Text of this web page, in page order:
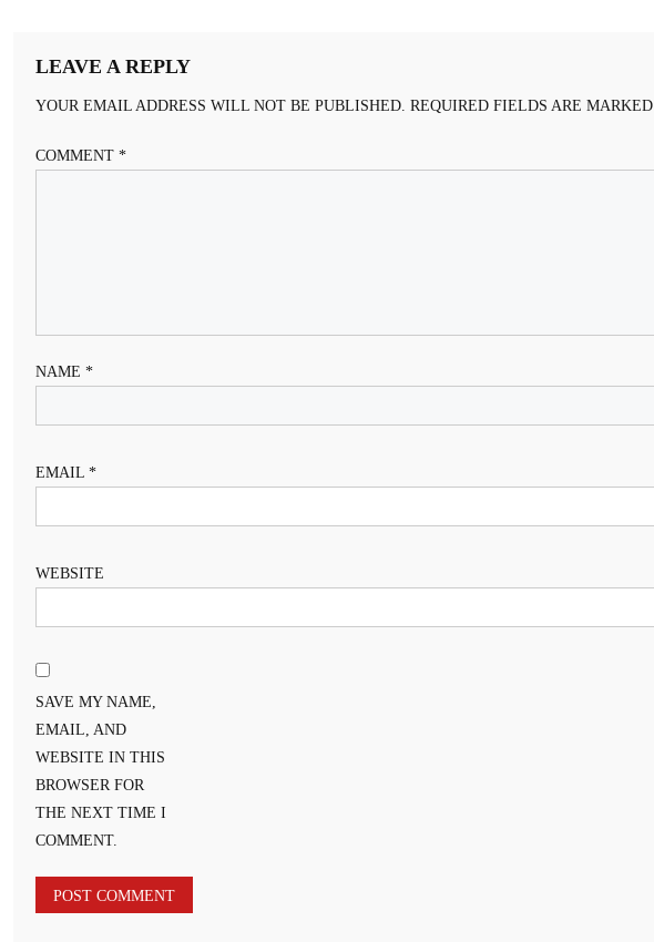
LEAVE A REPLY
YOUR EMAIL ADDRESS WILL NOT BE PUBLISHED. REQUIRED FIELDS ARE MARKED
COMMENT *
NAME *
EMAIL *
WEBSITE
SAVE MY NAME,
EMAIL, AND
WEBSITE IN THIS
BROWSER FOR
THE NEXT TIME I
COMMENT.